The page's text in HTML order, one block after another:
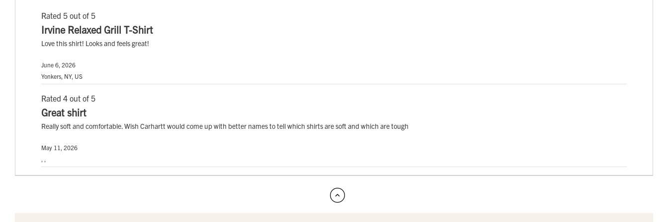
Rated 5 out of 5
Irvine Relaxed Grill T-Shirt
Love this shirt! Looks and feels great!
June 6, 2026
Yonkers, NY, US
Rated 4 out of 5
Great shirt
Really soft and comfortable. Wish Carhartt would come up with better names to tell which shirts are soft and which are tough
May 11, 2026